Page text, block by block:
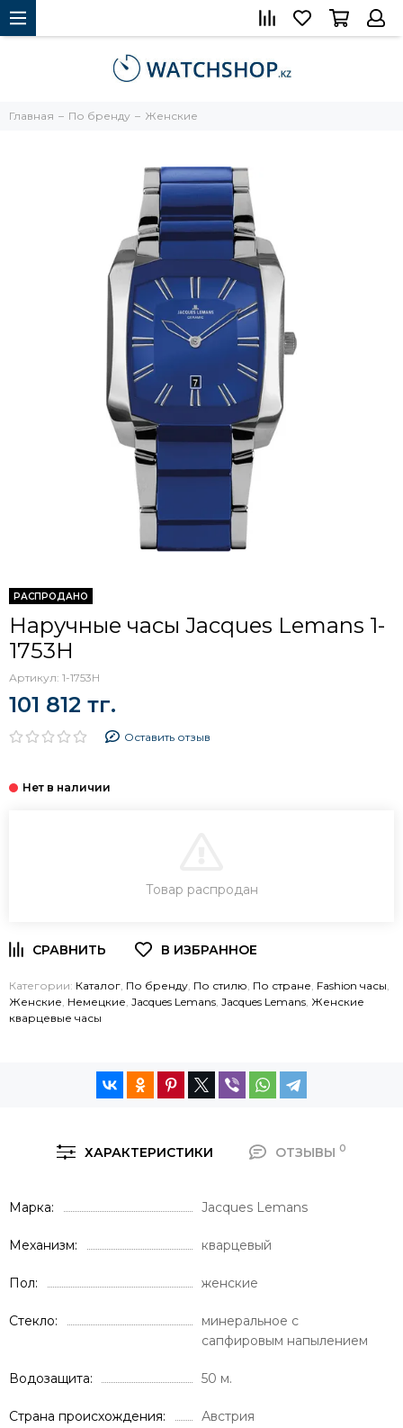
Главная По бренду Женские
РАСПРОДАНО
Наручные часы Jacques Lemans 1-
1753H
Артикул: 1-1753H
101 812 тг.
Оставить отзыв
ЗАКАЗ В ОДИН КЛИК
Товар распродан
Категории: Каталог По бренду По стилю По стране Fashion часы
Женские Немецкие Jacques Lemans Jacques Lemans Женские
кварцевые часы
ХАРАКТЕРИСТИКИ ОТЗЫВЫ 0
Марка Jacques Lemans
Механизм кварцевый
Пол женские
Стекло
минеральное с
сапфировым напылением
Водозащита 50 м.
Страна происхождения Австрия